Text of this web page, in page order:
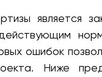
является
ошибок
Ниже